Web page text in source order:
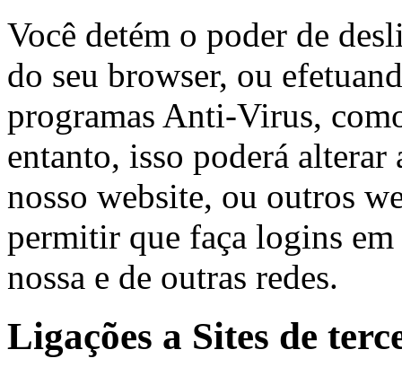
Você detém o poder de
do seu browser, ou
programas Anti-Virus,
entanto, isso poderá
nosso website, ou outros
permitir que faça logins
nossa e de outras redes.
Ligações a Sites de